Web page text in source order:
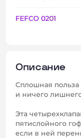
FEFCO 0201
Описание
Сплошная польза
и ничего
Эта
пятислойного
если в ней